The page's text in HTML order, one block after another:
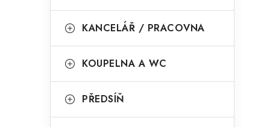
n
n
p
i
KANCELÁŘ / PRACOVNA
KOUPELNA A WC
PŘEDSÍŇ